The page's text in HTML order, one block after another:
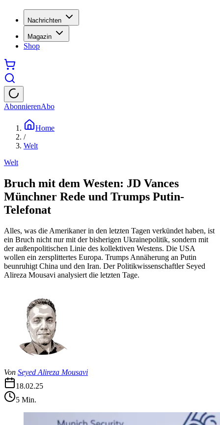
Nachrichten
Magazin
Shop
AbonnierenAbo
Home
/
Welt
Welt
Bruch mit dem Westen: JD Vances
Münchner Rede und Trumps Putin-
Telefonat
Alles, was die Amerikaner in den letzten Tagen verkündet haben, ist
ein Bruch nicht nur mit der bisherigen Ukrainepolitik, sondern mit
der außenpolitischen Linie des kollektiven Westens. Die USA
wollen ein zersplittertes Europa. Trumps Annäherung an Putin
beunruhigt China und den Iran. Der Politikwissenschaftler Seyed
Alireza Mousavi analysiert die letzten Tage.
Von Seyed Alireza Mousavi
18.02.25
5 Min.